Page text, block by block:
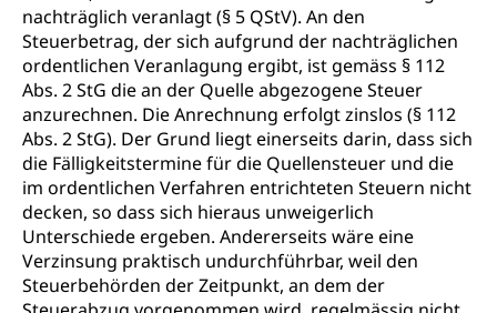
nachträglich veranlagt (§ 5 QStV). An den
Steuerbetrag, der sich aufgrund der nachträglichen
ordentlichen Veranlagung ergibt, ist gemäss § 112
Abs. 2 StG die an der Quelle abgezogene Steuer
anzurechnen. Die Anrechnung erfolgt zinslos (§ 112
Abs. 2 StG). Der Grund liegt einerseits darin, dass sich
die Fälligkeitstermine für die Quellensteuer und die
im ordentlichen Verfahren entrichteten Steuern nicht
decken, so dass sich hieraus unweigerlich
Unterschiede ergeben. Andererseits wäre eine
Verzinsung praktisch undurchführbar, weil den
Steuerbehörden der Zeitpunkt, an dem der
Zentrum für Brückenangebote
Studienwahl- und Studienbearatung
Fachklasse Grafik
Gesundheitsmittelschule
Informatikmittelschule
Wirtschaftsmittelschule
FMS und Vollzeitschulen mit BM
Kantonale Sportcamps
Primarschule
Sekundarschule
Schulpflicht
Kindergarten & Basisstufe
Förderangebote
Sonderschulung
Musikschulen
Stipendien und Darlehen
Studienbeihilfe, Stipendien, Ausbildungsdarlehen
Stipendien Universität Luzern unilu
Finanzielle Unterstützung für Ausbildung
Pflege HF oder Studium Pflege FH
Fachstelle Stipendien (beruf.lu.ch)
Studienbeiträge Höhere Berufsbildung
Finanzielle Unterstützung Pädagogische
Hochschule PHLU
Universität
Technische Hochschule, Studium,
Hochschulstudium, Universitätsstudium,
universitäre Ausbildung, akademische Ausbildung,
Hochschulbildung, Hochschule, universitäre
Hochschule, Bachelor, Master, Doktorat,
Weiterbildung, Forschung, Entwicklung,
Dienstleistungen, Hochschule Luzern,
Fachhochschule Zentralschweiz, HSLU,
Pädagogische Hochschule Luzern, PH Luzern, UniLU,